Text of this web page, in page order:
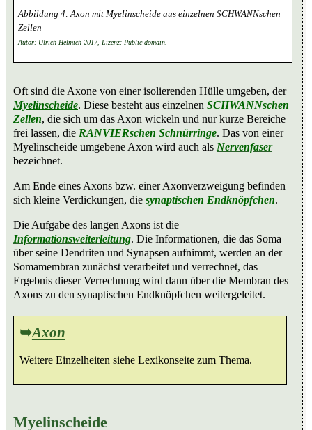
Axon mit Myelinscheide aus einzelnen SCHWANNschen
Zellen
Autor: Ulrich Helmich 2017, Lizenz: Public domain.
Oft sind die Axone von einer isolierenden Hülle umgeben, der
Myelinscheide. Diese besteht aus einzelnen SCHWANNschen
Zellen, die sich um das Axon wickeln und nur kurze Bereiche
frei lassen, die RANVIERschen Schnürringe. Das von einer
Myelinscheide umgebene Axon wird auch als Nervenfaser
bezeichnet.
Am Ende eines Axons bzw. einer Axonverzweigung befinden
sich kleine Verdickungen, die synaptischen Endknöpfchen.
Die Aufgabe des langen Axons ist die
Informationsweiterleitung. Die Informationen, die das Soma
über seine Dendriten und Synapsen aufnimmt, werden an der
Somamembran zunächst verarbeitet und verrechnet, das
Ergebnis dieser Verrechnung wird dann über die Membran des
Axons zu den synaptischen Endknöpfchen weitergeleitet.
➥Axon
Weitere Einzelheiten siehe Lexikonseite zum Thema.
Myelinscheide